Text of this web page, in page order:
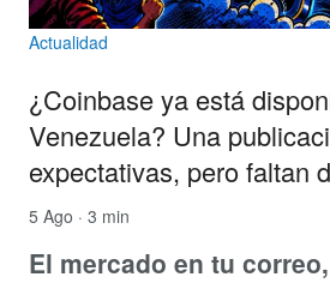
Actualidad
¿Coinbase ya está
Venezuela? Una
expectativas, pero faltan
5 Ago · 3 min
El mercado en tu